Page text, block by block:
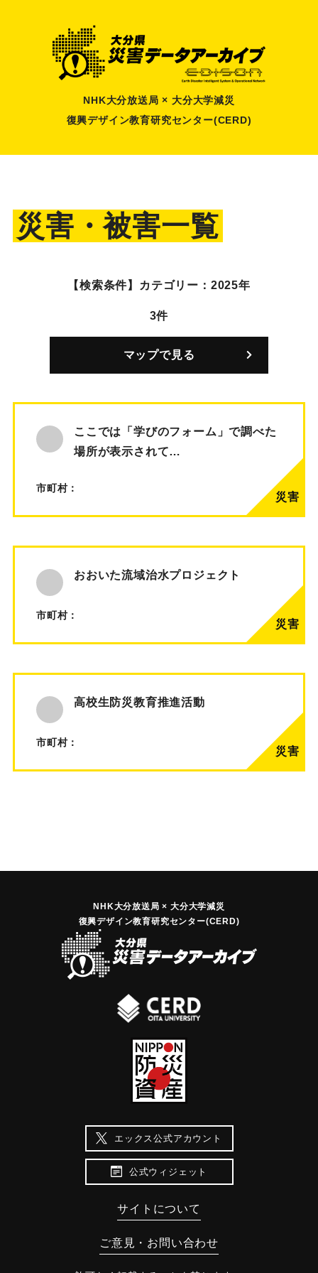
NHK大分放送局 × 大分大学減災
復興デザイン教育研究センター(CERD)
災害・被害一覧
【検索条件】 カテゴリー：2025年
3件
マップで見る
ここでは「学びのフォーム」で調べた
場所が表示されて…
市町村：
おおいた流域治水プロジェクト
市町村：
高校生防災教育推進活動
市町村：
NHK大分放送局 × 大分大学減災
復興デザイン教育研究センター(CERD)
エックス公式アカウント
公式ウィジェット
サイトについて
ご意見・お問い合わせ